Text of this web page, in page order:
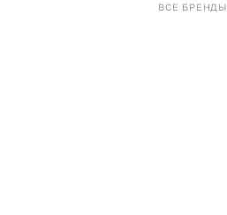
ВСЕ БРЕНДЫ